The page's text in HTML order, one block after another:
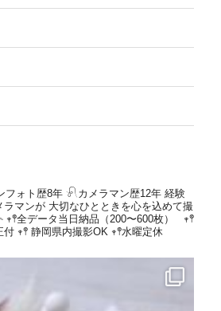
ォト歴8年𓍯カメラマン歴12年経験
ラマンが大切なひとときを心を込めて撮
𖥧𖤣全データ当日納品（200〜600枚）
𖥧𖤣
付𖥧𖤣 静岡県内撮影OK 𖥧𖤣水曜定休